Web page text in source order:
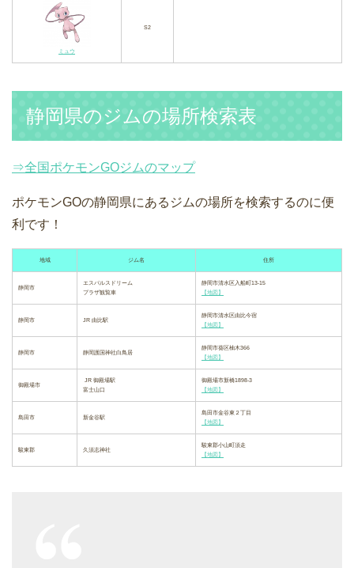
ミュウ
S2
静岡県のジムの場所検索表
⇒全国ポケモンGOジムのマップ
ポケモンGOの静岡県にあるジムの場所を検索するのに便
利です！
地域 ジム名 住所
静岡市
エスパルスドリーム
プラザ観覧車
静岡市清水区入船町13-15
【地図】
静岡市 JR 由比駅
静岡市清水区由比今宿
【地図】
静岡市 静岡護国神社白鳥居
静岡市葵区柚木366
【地図】
御殿場市
JR 御殿場駅
富士山口
御殿場市新橋1898-3
【地図】
島田市 新金谷駅
島田市金谷東２丁目
【地図】
駿東郡 久須志神社
駿東郡小山町須走
【地図】